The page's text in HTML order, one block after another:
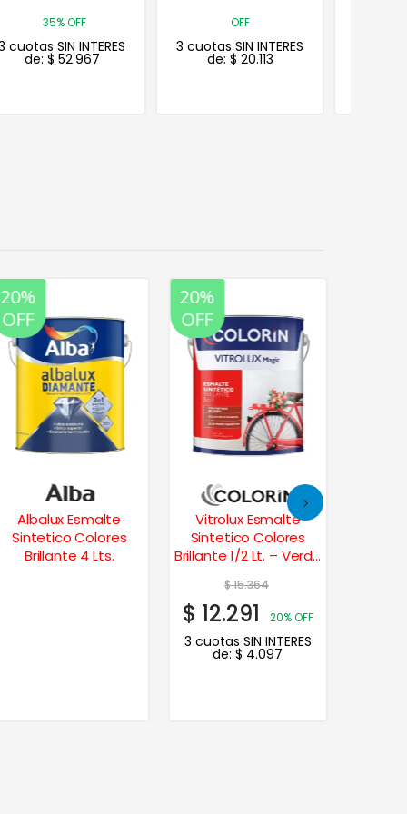
OFF
cuotas SIN INTERES
de:$20.113
OFF
3 cuotas SIN INTERES
de:$24.982
20%
OFF
Albalux Esmalte
Sintetico Colores
Brillante 4 Lts.
20%
OFF
Vitrolux Esmalte
Sintetico Colores
Brillante 1/2 Lt. – Verde
$15.364
$ 12.291 20% OFF
3 cuotas SIN INTERES
de:$ 4.097